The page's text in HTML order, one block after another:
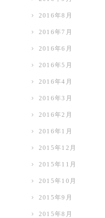
2016年8月
2016年7月
2016年6月
2016年5月
2016年4月
2016年3月
2016年2月
2016年1月
2015年12月
2015年11月
2015年10月
2015年9月
2015年8月